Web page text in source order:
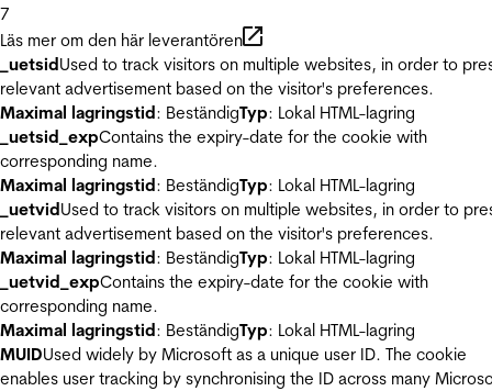
7
Läs mer om den här leverantören
_uetsidUsed to track visitors on multiple websites, in order to
relevant advertisement based on the visitor's preferences.
Maximal lagringstid: BeständigTyp: Lokal HTML-lagring
_uetsid_expContains the expiry-date for the cookie with
corresponding name.
Maximal lagringstid: BeständigTyp: Lokal HTML-lagring
_uetvidUsed to track visitors on multiple websites, in order to
relevant advertisement based on the visitor's preferences.
Maximal lagringstid: BeständigTyp: Lokal HTML-lagring
_uetvid_expContains the expiry-date for the cookie with
corresponding name.
Maximal lagringstid: BeständigTyp: Lokal HTML-lagring
MUIDUsed widely by Microsoft as a unique user ID. The cookie
enables user tracking by synchronising the ID across many